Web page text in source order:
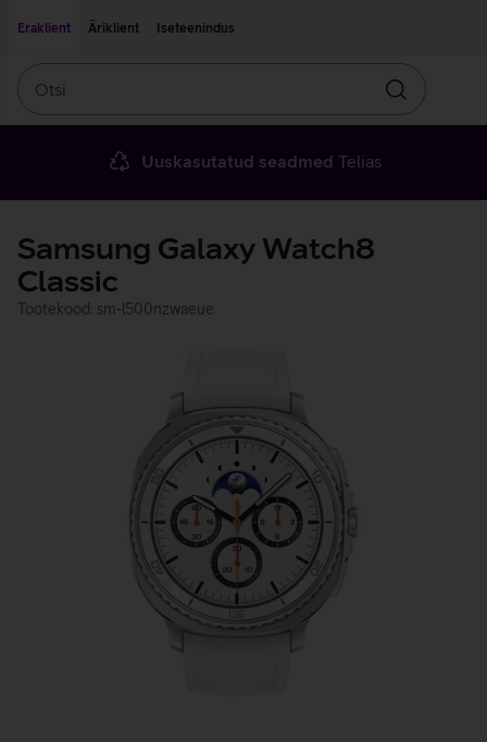
Eraklient
Äriklient Iseteenindus
Otsin
Uuskasutatud seadmed Telias
Samsung Galaxy Watch8
Classic
Tootekood: sm-l500nzwaeue